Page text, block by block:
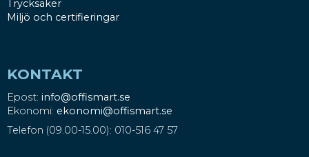
Trycksaker
Miljö och certifieringar
KONTAKT
Epost: info@offismart.se
Ekonomi: ekonomi@offismart.se
Telefon (09.00-15.00): 010-516 47 57